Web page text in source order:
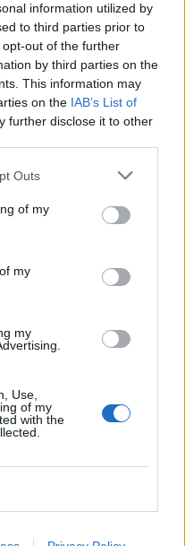
information utilized by
to third parties prior to
out of the further
by third parties on the
This information may
on the IAB’s List of
further disclose it to other
Outs
of my
my
my
Use,
of my
with the